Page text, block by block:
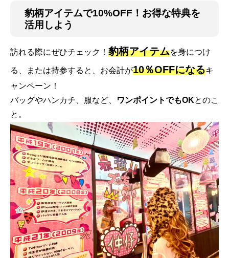
豹柄アイテムで10%OFF！お得な特典を
活用しよう
訪れる際にぜひチェック！ 豹柄アイテムを身につけ
る、または持参すると、お会計が10％OFFになるキ
ャンペーン！
バッグやハンカチ、服など、
ワンポイントでもOKとのこ
と。